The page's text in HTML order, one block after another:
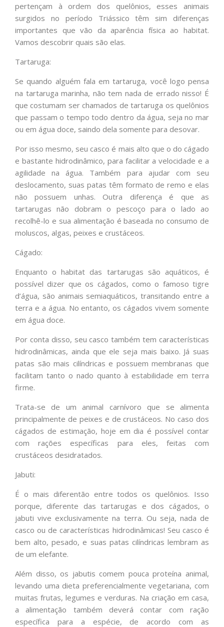
pertençam à ordem dos quelônios, esses animais
surgidos no período Triássico têm sim diferenças
importantes que vão da aparência física ao habitat.
Vamos descobrir quais são elas.
Tartaruga:
Se quando alguém fala em tartaruga, você logo pensa
na tartaruga marinha, não tem nada de errado nisso! É
que costumam ser chamados de tartaruga os quelônios
que passam o tempo todo dentro da água, seja no mar
ou em água doce, saindo dela somente para desovar.
Por isso mesmo, seu casco é mais alto que o do cágado
e bastante hidrodinâmico, para facilitar a velocidade e a
agilidade na água. Também para ajudar com seu
deslocamento, suas patas têm formato de remo e elas
não possuem unhas. Outra diferença é que as
tartarugas não dobram o pescoço para o lado ao
recolhê-lo e sua alimentação é baseada no consumo de
moluscos, algas, peixes e crustáceos.
Cágado:
Enquanto o habitat das tartarugas são aquáticos, é
possível dizer que os cágados, como o famoso tigre
d’água, são animais semiaquáticos, transitando entre a
terra e a água. No entanto, os cágados vivem somente
em água doce.
Por conta disso, seu casco também tem características
hidrodinâmicas, ainda que ele seja mais baixo. Já suas
patas são mais cilíndricas e possuem membranas que
facilitam tanto o nado quanto à estabilidade em terra
firme.
Trata-se de um animal carnívoro que se alimenta
principalmente de peixes e de crustáceos. No caso dos
cágados de estimação, hoje em dia é possível contar
com rações específicas para eles, feitas com
crustáceos desidratados.
Jabuti:
É o mais diferentão entre todos os quelônios. Isso
porque, diferente das tartarugas e dos cágados, o
jabuti vive exclusivamente na terra. Ou seja, nada de
casco ou de características hidrodinâmicas! Seu casco é
bem alto, pesado, e suas patas cilíndricas lembram as
de um elefante.
Além disso, os jabutis comem pouca proteína animal,
levando uma dieta preferencialmente vegetariana, com
muitas frutas, legumes e verduras. Na criação em casa,
a alimentação também deverá contar com ração
específica para a espécie, de acordo com as